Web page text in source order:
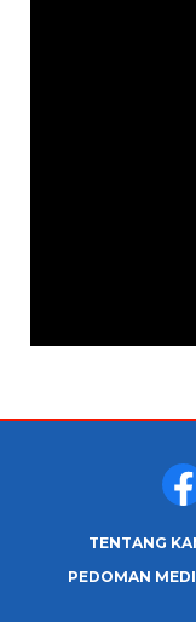
TENTANG
PEDOMAN